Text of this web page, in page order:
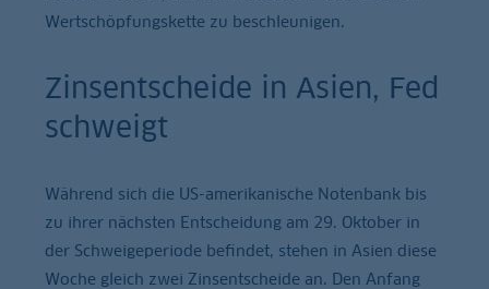
Wertschöpfungskette zu beschleunigen.
Zinsentscheide in Asien, Fed
schweigt
Während sich die US-amerikanische Notenbank bis
zu ihrer nächsten Entscheidung am 29. Oktober in
der Schweigeperiode befindet, stehen in Asien diese
Woche gleich zwei Zinsentscheide an. Den Anfang